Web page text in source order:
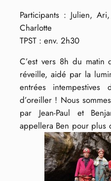
Participants : Julien,
Charlotte
TPST : env. 2h30
C’est vers 8h du matin
réveille, aidé par la
entrées
d’oreiller ! Nous
par Jean-Paul et
appellera Ben pour plus